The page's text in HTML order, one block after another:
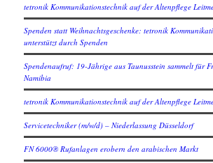
tetronik Kommunikationstechnik auf der Altenpflege
Spenden statt Weihnachtsgeschenke: tetronik
unterstützt durch Spenden
Spendenaufruf: 19-Jährige aus Taunusstein sammelt für
Namibia
tetronik Kommunikationstechnik auf der Altenpflege
Servicetechniker (m/w/d) – Niederlassung Düsseldorf
FN 6000® Rufanlagen erobern den arabischen Markt